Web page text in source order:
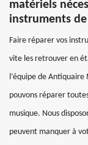
matériels
instruments
Faire réparer vos
vite les retrouver en
l’équipe de Antiquaire
pouvons réparer
musique. Nous
peuvent manquer à